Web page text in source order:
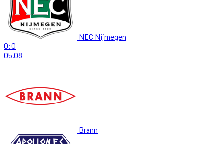
NEC Nijmegen
0:0
05.08
Brann